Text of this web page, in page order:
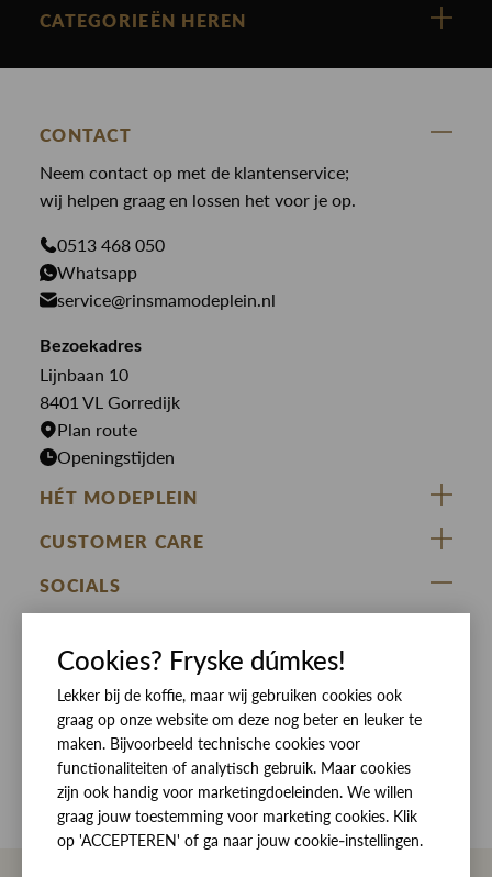
Cast Iron
State Of Art
Paul en Shark
Genti
PME Legend
Butcher of Blue
Bekijk alle merken >
Nieuw binnen
Blouses
Broeken
Gilets
Jassen
Jeans
Jurken
Rokken
CATEGORIEËN HEREN
Broeken
Colberts
Giftcards
Jassen
Overhemden
T-shirts
CONTACT
Neem contact op met de klantenservice;
wij helpen graag en lossen het voor je op.
0513 468 050
Whatsapp
service@rinsmamodeplein.nl
Bezoekadres
Lijnbaan 10
8401 VL Gorredijk
Plan route
Openingstijden
HÉT MODEPLEIN
ZIJ VAN RINSMA
DE HEEREN VAN RINSMA
RINSMA.CONCEPTS
Eten en drinken
Openingstijden
Werken bij RINSMA
CUSTOMER CARE
Veelgestelde vragen
Betaalmethoden
Bezorgen
Contact
Reviews
SOCIALS
Cookies? Fryske dúmkes!
Lekker bij de koffie, maar wij gebruiken cookies ook
graag op onze website om deze nog beter en leuker te
maken. Bijvoorbeeld technische cookies voor
functionaliteiten of analytisch gebruik. Maar cookies
zijn ook handig voor marketingdoeleinden. We willen
graag jouw toestemming voor marketing cookies. Klik
op 'ACCEPTEREN' of ga naar jouw cookie-instellingen.